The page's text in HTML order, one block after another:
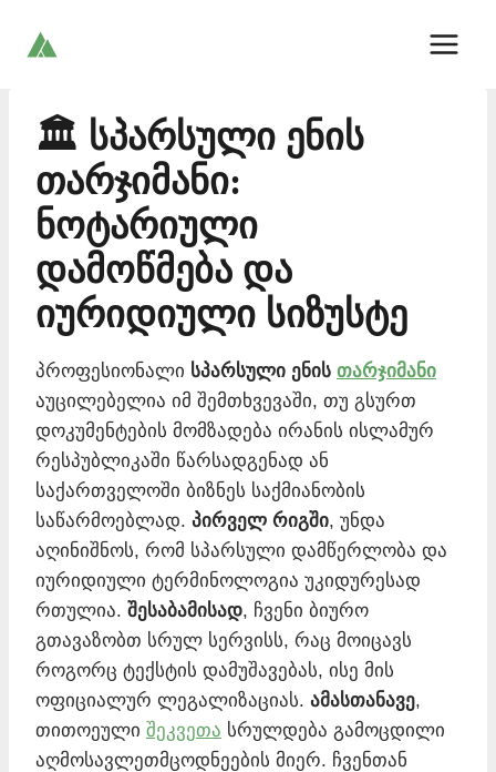
🏛️ სპარსული ენის
თარჯიმანი:
ნოტარიული
დამოწმება და
იურიდიული სიზუსტე
პროფესიონალი სპარსული ენის თარჯიმანი
აუცილებელია იმ შემთხვევაში, თუ გსურთ
დოკუმენტების მომზადება ირანის ისლამურ
რესპუბლიკაში წარსადგენად ან
საქართველოში ბიზნეს საქმიანობის
საწარმოებლად. პირველ რიგში, უნდა
აღინიშნოს, რომ სპარსული დამწერლობა და
იურიდიული ტერმინოლოგია უკიდურესად
რთულია. შესაბამისად, ჩვენი ბიურო
გთავაზობთ სრულ სერვისს, რაც მოიცავს
როგორც ტექსტის დამუშავებას, ისე მის
ოფიციალურ ლეგალიზაციას. ამასთანავე,
თითოეული შეკვეთა სრულდება გამოცდილი
აღმოსავლეთმცოდნეების მიერ. ჩვენთან